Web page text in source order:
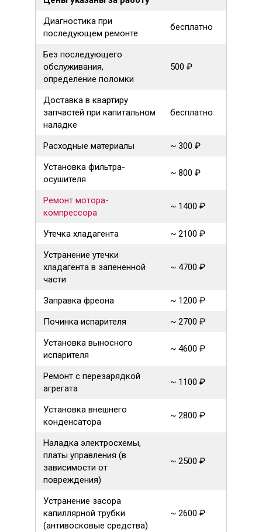
Диагностика при
последующем ремонте
бесплатно
Без последующего
обслуживания,
определение поломки
500 ₽
Доставка в квартиру
запчастей при капитальном
наладке
бесплатно
Расходные материалы
~ 300 ₽
Установка фильтра-
осушителя
~ 800 ₽
Ремонт мотора-
компрессора
~ 1400 ₽
Утечка хладагента
~ 2100 ₽
Устранение утечки
хладагента в запененной
части
~ 4700 ₽
Заправка фреона
~ 1200 ₽
Починка испарителя
~ 2700 ₽
Установка выносного
испарителя
~ 4600 ₽
Ремонт с перезарядкой
агрегата
~ 1100 ₽
Установка внешнего
конденсатора
~ 2800 ₽
Наладка электросхемы,
платы управления (в
зависимости от
повреждения)
~ 2500 ₽
Устранение засора
капиллярной трубки
(антивосковые средства)
~ 2600 ₽